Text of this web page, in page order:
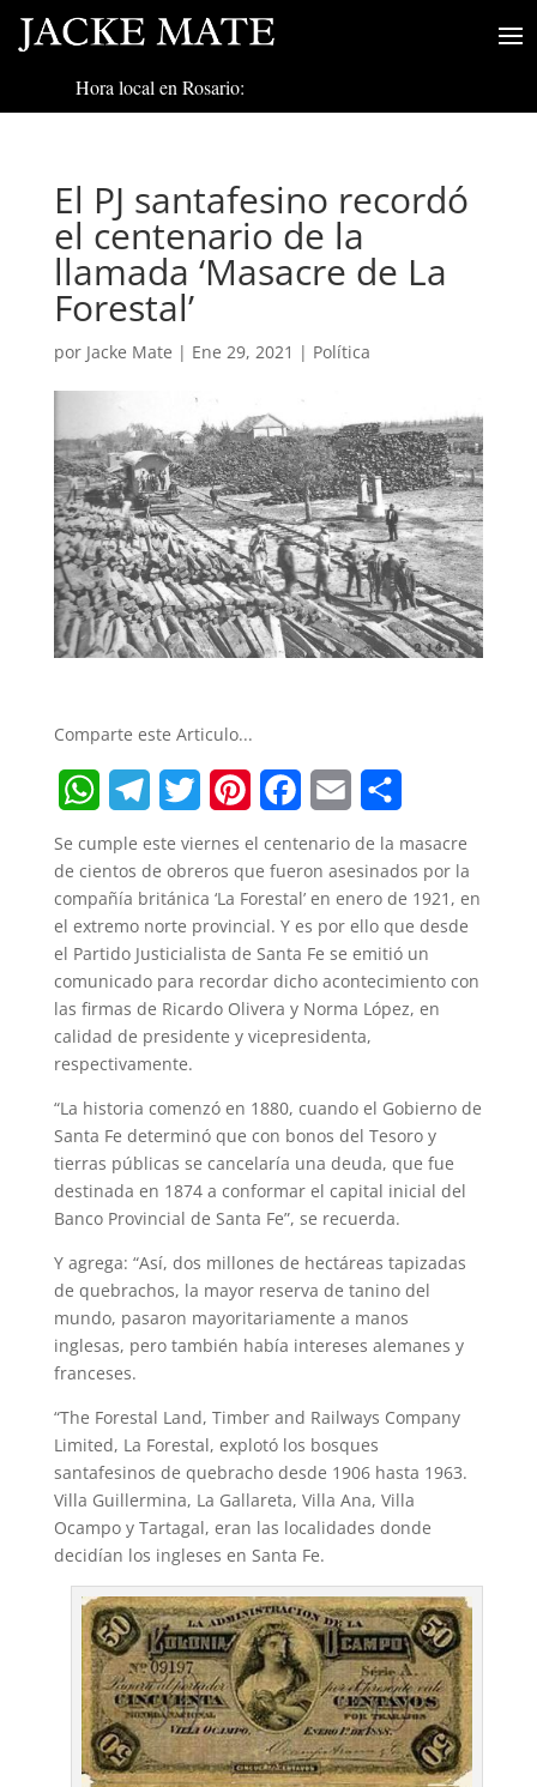
Hora local en Rosario:
El PJ santafesino recordó
el centenario de la
llamada ‘Masacre de La
Forestal’
por Jacke Mate | Ene 29, 2021 | Política
Comparte este Articulo...
h
a
t
s
A
p
p
e
l
e
g
r
a
m
w
i
t
t
e
r
i
n
t
e
r
s
t
a
c
e
b
o
k
m
a
i
l
S
h
a
r
e
Se cumple este viernes el centenario de la masacre
de cientos de obreros que fueron asesinados por la
compañía británica ‘La Forestal’ en enero de 1921, en
el extremo norte provincial. Y es por ello que desde
el Partido Justicialista de Santa Fe se emitió un
comunicado para recordar dicho acontecimiento con
las firmas de Ricardo Olivera y Norma López, en
calidad de presidente y vicepresidenta,
respectivamente.
“La historia comenzó en 1880, cuando el Gobierno de
Santa Fe determinó que con bonos del Tesoro y
tierras públicas se cancelaría una deuda, que fue
destinada en 1874 a conformar el capital inicial del
Banco Provincial de Santa Fe”, se recuerda.
Y agrega: “Así, dos millones de hectáreas tapizadas
de quebrachos, la mayor reserva de tanino del
mundo, pasaron mayoritariamente a manos
inglesas, pero también había intereses alemanes y
franceses.
“The Forestal Land, Timber and Railways Company
Limited, La Forestal, explotó los bosques
santafesinos de quebracho desde 1906 hasta 1963.
Villa Guillermina, La Gallareta, Villa Ana, Villa
Ocampo y Tartagal, eran las localidades donde
decidían los ingleses en Santa Fe.